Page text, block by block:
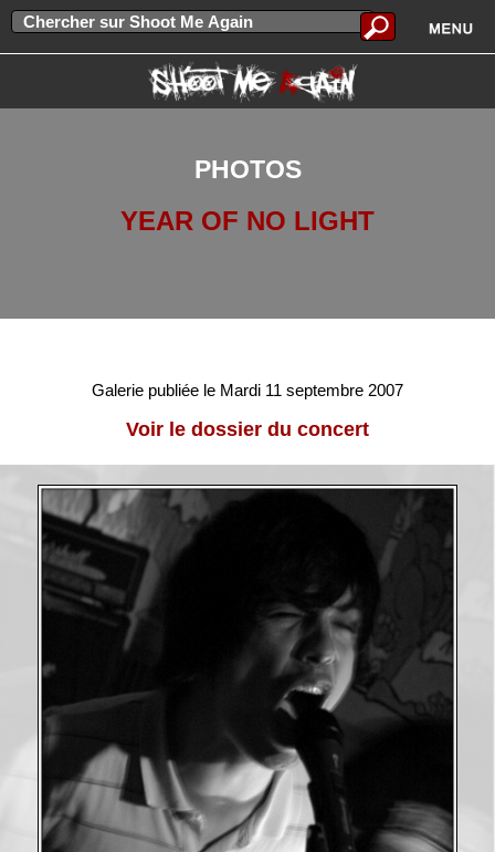
PHOTOS
YEAR OF NO LIGHT
Galerie publiée le Mardi 11 septembre 2007
Voir le dossier du concert